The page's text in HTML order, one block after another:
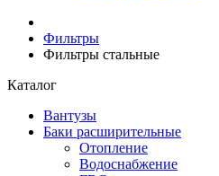
Фильтры
Фильтры стальные
Каталог
Вантузы
Баки расширительные
Отопление
Водоснабжение